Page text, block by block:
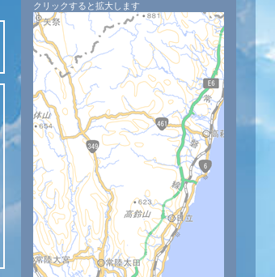
クリックすると拡大します